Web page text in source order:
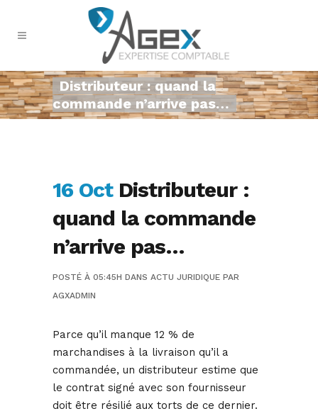
Distributeur : quand la
commande n’arrive pas…
16 OctDistributeur :
quand la commande
n’arrive pas…
POSTÉ À 05:45H DANS ACTU JURIDIQUE PAR
AGXADMIN
Parce qu’il manque 12 % de
marchandises à la livraison qu’il a
commandée, un distributeur estime que
le contrat signé avec son fournisseur
doit être résilié aux torts de ce dernier.